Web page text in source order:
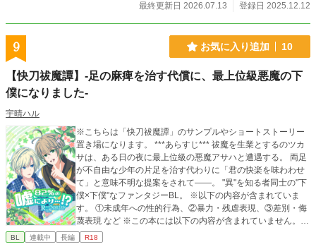
最終更新日 2026.07.13
登録日 2025.12.12
9 お気に入り追加 10
【快刀祓魔譚】-足の麻痺を治す代償に、最上位級悪魔の下
僕になりました-
宇晴ハル
※こちらは「快刀祓魔譚」のサンプルやショートストーリー
置き場になります。 ***あらすじ*** 祓魔を生業とするのツカ
サは、ある日の夜に最上位級の悪魔アサハと遭遇する。 両足
が不自由な少年の片足を治す代わりに「君の快楽を味わわせ
て」と意味不明な提案をされて――。 "異"を知る者同士の"下
僕×下僕"なファンタジーBL。 ※以下の内容が含まれていま
す。 ①未成年への性的行為、②暴力・残虐表現、③差別・侮
蔑表現 など ※この本には以下の内容が含まれていません。
①タイトルのような和風要素、②恋愛感情、③イチャイチャ
BL 連載中 長編 R18